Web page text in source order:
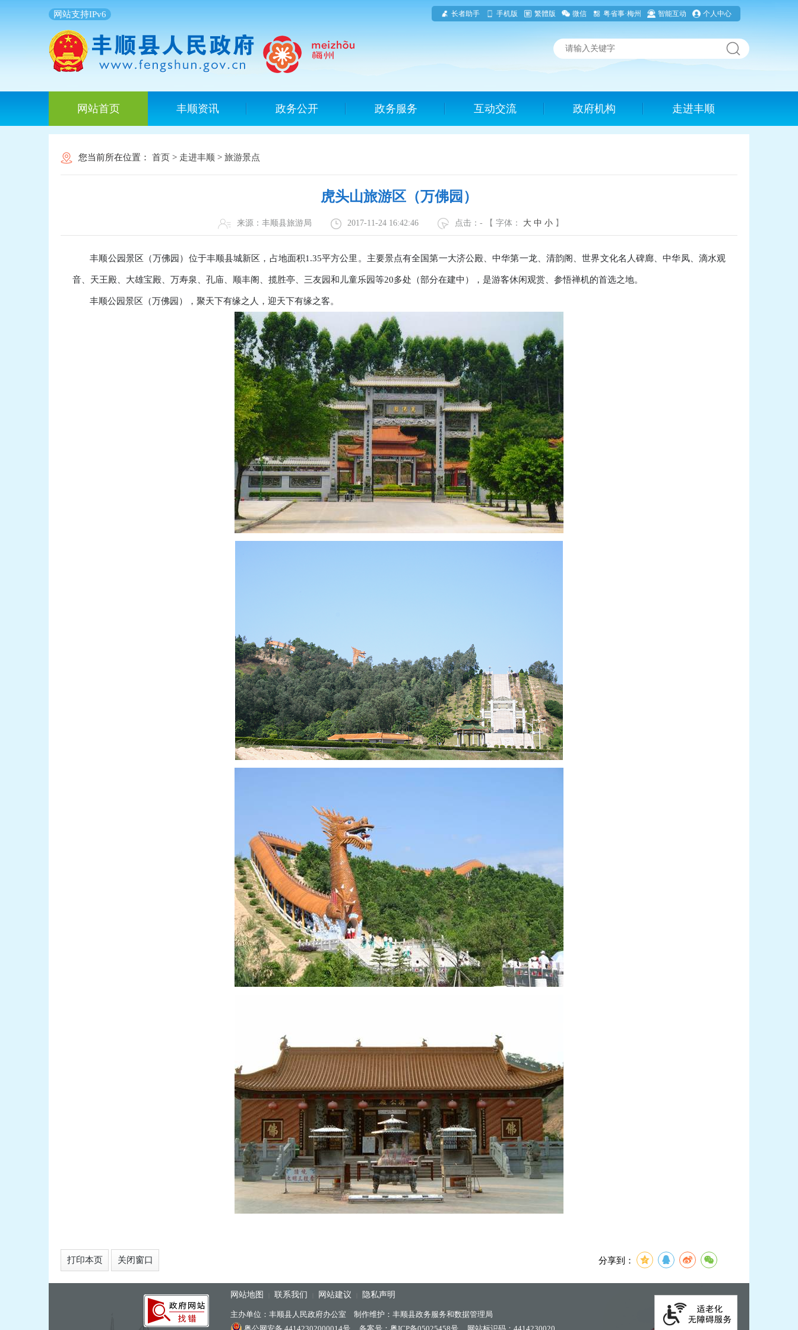
网站支持IPv6 长者助手 手机版 繁體版 微信 粤省事·梅州 智能互动 个人中心
网站首页 丰顺资讯 政务公开 政务服务 互动交流 政府机构 走进丰顺
您当前所在位置： 首页 > 走进丰顺 > 旅游景点
虎头山旅游区（万佛园）
来源：丰顺县旅游局 2017-11-24 16:42:46 点击： - 【 字体： 大 中 小 】
丰顺公园景区（万佛园）位于丰顺县城新区，占地面积1.35平方公里。主要景点有全国第一大济公殿、中华第一龙、清韵阁、世界文化名人碑廊、中华凤、滴水观
音、天王殿、大雄宝殿、万寿泉、孔庙、顺丰阁、揽胜亭、三友园和儿童乐园等20多处（部分在建中），是游客休闲观赏、参悟禅机的首选之地。
丰顺公园景区（万佛园），聚天下有缘之人，迎天下有缘之客。
打印本页 关闭窗口 分享到：
网站地图 联系我们 网站建议 隐私声明
主办单位：丰顺县人民政府办公室 制作维护：丰顺县政务服务和数据管理局